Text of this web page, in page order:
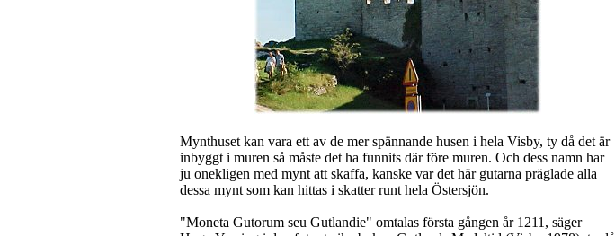
Mynthuset kan vara ett av de mer spännande husen i hela Visby, ty då det är
inbyggt i muren så måste det ha funnits där före muren. Och dess namn har
ju onekligen med mynt att skaffa, kanske var det här gutarna präglade alla
dessa mynt som kan hittas i skatter runt hela Östersjön.
"Moneta Gutorum seu Gutlandie" omtalas första gången år 1211, säger